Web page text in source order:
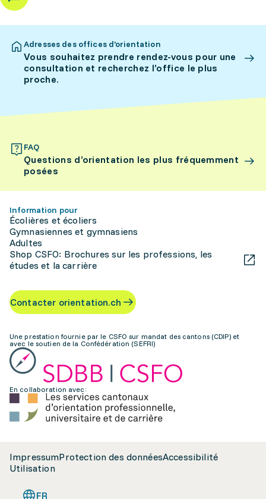
Adresses des offices d’orientation
Vous souhaitez prendre rendez-vous pour une
consultation et recherchez l’office le plus
proche.
FAQ
Questions d’orientation les plus fréquemment
posées
Information pour
Écolières et écoliers
Gymnasiennes et gymnasiens
Adultes
Shop CSFO: Brochures sur les professions, les
études et la carrière
Contacter orientation.ch
Une prestation fournie par le CSFO sur mandat des cantons (CDIP) et
avec le soutien de la Confédération (SEFRI)
En collaboration avec:
ImpressumProtection des donnéesAccessibilité
Utilisation
FR